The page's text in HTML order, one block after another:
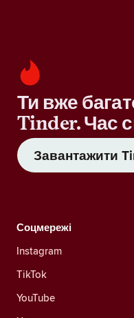
Ти вже
Tinder. Час
Завантажити
Соцмережі
Instagram
TikTok
YouTube